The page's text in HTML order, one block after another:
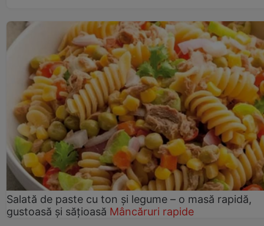
Salată de paste cu ton și legume – o masă rapidă,
gustoasă și sățioasă Mâncăruri rapide